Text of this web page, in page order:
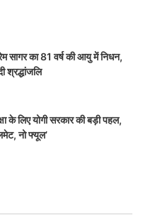
सागर का 81 वर्ष की आयु में निधन,
श्रद्धांजलि
के लिए योगी सरकार की बड़ी पहल,
नो फ्यूल’